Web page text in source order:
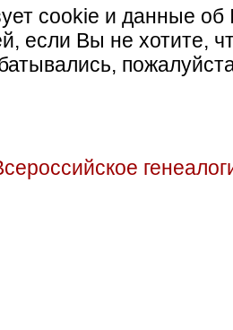
cookie и данные об
если Вы не хотите,